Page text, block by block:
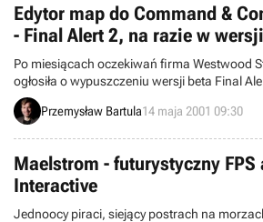
Obecnie czekamy na czwartą już odsłonę
on graczom i czy będzie cieszył się nie
zamieszczonej dziś na naszych stronach
do lektury.
Edytor map do Command &
- Final Alert 2, na razie w
Po miesiącach oczekiwań firma Westwood
ogłosiła o wypuszczeniu wersji beta Final
do jednego z najsłynniejszych RTS-ów
Red Alert 2.
Przemysław Bartula14 maja 2001 09:30
Maelstrom - futurystyczny
Interactive
Jednoocy piraci, siejący postrach na